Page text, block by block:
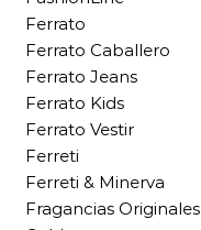
Ferrato
Ferrato Caballero
Ferrato Jeans
Ferrato Kids
Ferrato Vestir
Ferreti
Ferreti & Minerva
Fragancias Originales